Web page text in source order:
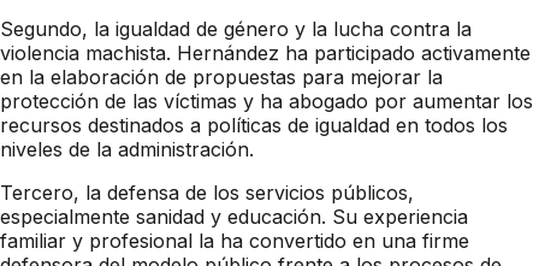
Segundo, la igualdad de género y la lucha contra la
violencia machista. Hernández ha participado activamente
en la elaboración de propuestas para mejorar la
protección de las víctimas y ha abogado por aumentar los
recursos destinados a políticas de igualdad en todos los
niveles de la administración.
Tercero, la defensa de los servicios públicos,
especialmente sanidad y educación. Su experiencia
familiar y profesional la ha convertido en una firme